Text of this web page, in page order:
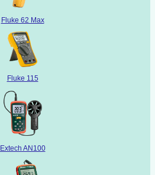
Fluke 62 Max
Fluke 115
Extech AN100